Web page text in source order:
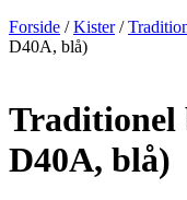
Forside /Kister/
D40A, blå)
Traditionel
D40A, blå)